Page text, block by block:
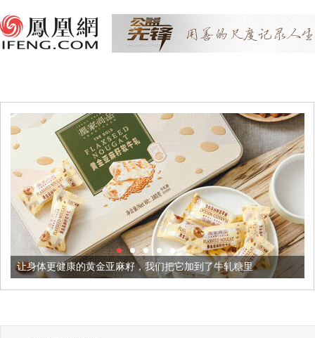
更健康的黄金亚麻籽，我们把它加到了牛轧糖里 被列入佛